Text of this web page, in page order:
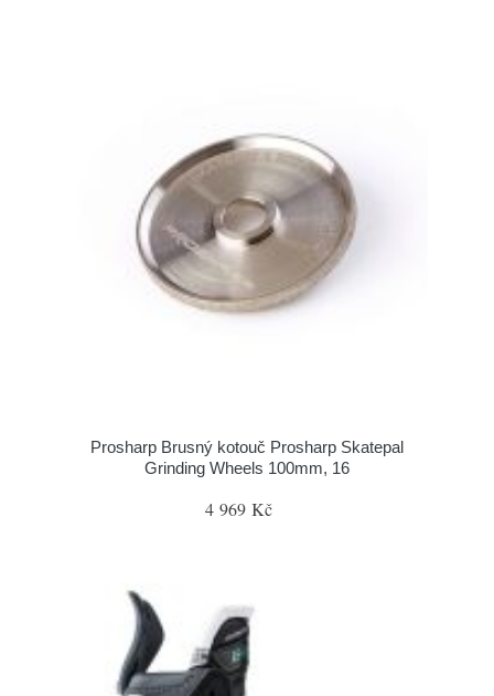
Prosharp Brusný kotouč Prosharp Skatepal
Grinding Wheels 100mm, 16
4 969 Kč